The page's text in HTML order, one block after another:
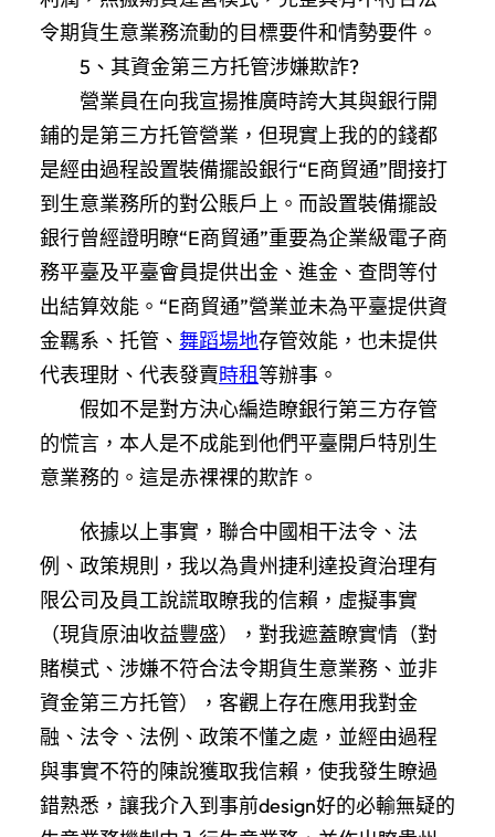
令期貨生意業務流動的目標要件和情勢要件。
5、其資金第三方托管涉嫌欺詐?
營業員在向我宣揚推廣時誇大其與銀行開
鋪的是第三方托管營業，但現實上我的的錢都
是經由過程設置裝備擺設銀行“E商貿通”間接打
到生意業務所的對公賬戶上。而設置裝備擺設
銀行曾經證明瞭“E商貿通”重要為企業級電子商
務平臺及平臺會員提供出金、進金、查問等付
出結算效能。“E商貿通”營業並未為平臺提供資
金羈系、托管、 舞蹈場地存管效能，也未提供
代表理財、代表發賣時租等辦事。
假如不是對方決心編造瞭銀行第三方存管
的慌言，本人是不成能到他們平臺開戶特別生
意業務的。這是赤祼祼的欺詐。
依據以上事實，聯合中國相干法令、法
例、政策規則，我以為貴州捷利達投資治理有
限公司及員工說謊取瞭我的信賴，虛擬事實
（現貨原油收益豐盛），對我遮蓋瞭實情（對
賭模式、涉嫌不符合法令期貨生意業務、並非
資金第三方托管），客觀上存在應用我對金
融、法令、法例、政策不懂之處，並經由過程
與事實不符的陳說獲取我信賴，使我發生瞭過
錯熟悉，讓我介入到事前design好的必輸無疑的